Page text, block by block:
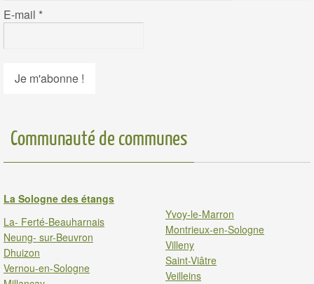
E-mail *
Communauté de communes
La Sologne des étangs
La- Ferté-Beauharnais
Neung- sur-Beuvron
Dhuizon
Vernou-en-Sologne
Yvoy-le-Marron
Montrieux-en-Sologne
Villeny
Saint-Viâtre
Veilleins